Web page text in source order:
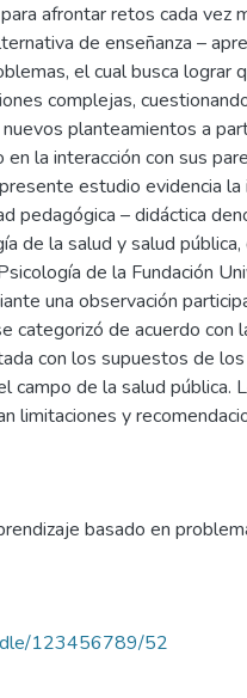
afrontar retos cada vez
de enseñanza –
el cual busca lograr
complejas,
planteamientos a
la interacción con sus
estudio evidencia
pedagógica – didáctica
de la salud y salud
de la Fundación
una observación
categorizó de acuerdo con
con los supuestos de
campo de la salud pública.
limitaciones y
basado en
123456789/52